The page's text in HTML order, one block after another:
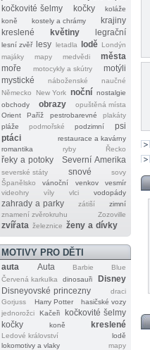
kočkovité šelmy
kočky
koláže
koně
kostely a chrámy
krajiny
kreslené
květiny legrační
lesní zvěř lesy letadla lodě Londýn
majáky
mapy medvědi
města
moře
motocykly a skútry
motýli
mystické
náboženské
naučné
Německo
New York noční nostalgie
obchody
obrazy
opuštěná místa
Orient
Paříž pestrobarevné
plakáty
pláže
podmořské podzimní
psi
ptáci
restaurace a kavárny
romantika
ryby Řecko
řeky a potoky Severní Amerika
severské státy snové
sovy
Španělsko
vánoční venkov
vesmír
videohry
víly vlci vodopády
zahrady a parky zátiší
zimní
znamení zvěrokruhu
Zozoville
zvířata železnice ženy a dívky
MOTIVY PRO DĚTI
auta Auta Barbie
Blue
Červená karkulka
dinosauři
Disney
Disneyovské princezny
draci
Gorjuss
Harry Potter
hasičské vozy
jednorožci
Kačeři
kočkovité šelmy
kočky
koně kreslené
Ledové království
lodě
lokomotivy a vlaky
mapy